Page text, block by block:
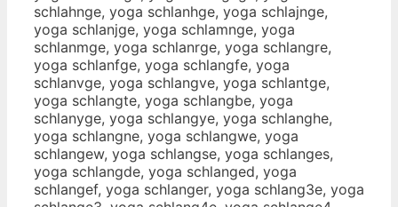
schlahnge, yoga schlanhge, yoga schlajnge,
yoga schlanjge, yoga schlamnge, yoga
schlanmge, yoga schlanrge, yoga schlangre,
yoga schlanfge, yoga schlangfe, yoga
schlanvge, yoga schlangve, yoga schlantge,
yoga schlangte, yoga schlangbe, yoga
schlanyge, yoga schlangye, yoga schlanghe,
yoga schlangne, yoga schlangwe, yoga
schlangew, yoga schlangse, yoga schlanges,
yoga schlangde, yoga schlanged, yoga
schlangef, yoga schlanger, yoga schlang3e, yoga